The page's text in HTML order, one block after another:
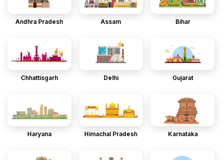
Andhra Pradesh Assam Bihar
Chhattisgarh Delhi Gujarat
Haryana Himachal Pradesh Karnataka